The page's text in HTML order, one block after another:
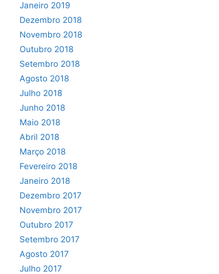
Janeiro 2019
Dezembro 2018
Novembro 2018
Outubro 2018
Setembro 2018
Agosto 2018
Julho 2018
Junho 2018
Maio 2018
Abril 2018
Março 2018
Fevereiro 2018
Janeiro 2018
Dezembro 2017
Novembro 2017
Outubro 2017
Setembro 2017
Agosto 2017
Julho 2017